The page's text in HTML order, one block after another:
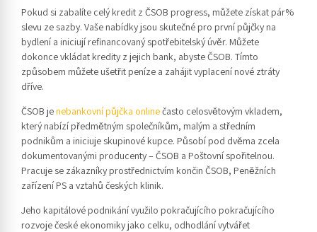
Pokud si zabalíte celý kredit z ČSOB progress, můžete získat pár%
slevu ze sazby. Vaše nabídky jsou skutečné pro první půjčky na
bydlení a iniciují refinancovaný spotřebitelský úvěr. Můžete
dokonce vkládat kredity z jejich bank, abyste ČSOB. Tímto
způsobem můžete ušetřit peníze a zahájit vyplacení nové ztráty
dříve.
ČSOB jenebankovní půjčka onlinečasto celosvětovým vkladem,
který nabízí předmětným společníkům, malým a středním
podnikům a iniciuje skupinové kupce. Působí pod dvěma zcela
dokumentovanými producenty – ČSOB a Poštovní spořitelnou.
Pracuje se zákazníky prostřednictvím končin ČSOB, Peněžních
zařízení PS a vztahů českých klinik.
Jeho kapitálové podnikání využilo pokračujícího pokračujícího
rozvoje české ekonomiky jako celku, odhodlání vytvářet